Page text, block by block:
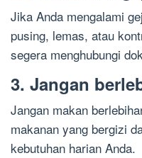
Jika Anda mengalami
pusing, lemas, atau
segera menghubungi
3. Jangan
Jangan makan
makanan yang bergizi
kebutuhan harian Anda.